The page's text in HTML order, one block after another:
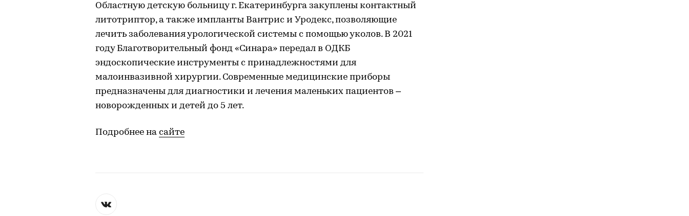
Областную детскую больницу г. Екатеринбурга закуплены контактный
литотриптор, а также импланты Вантрис и Уродекс, позволяющие
лечить заболевания урологической системы с помощью уколов. В 2021
году Благотворительный фонд «Синара» передал в ОДКБ
эндоскопические инструменты с принадлежностями для
малоинвазивной хирургии. Современные медицинские приборы
предназначены для диагностики и лечения маленьких пациентов –
новорожденных и детей до 5 лет.
Подробнее на сайте